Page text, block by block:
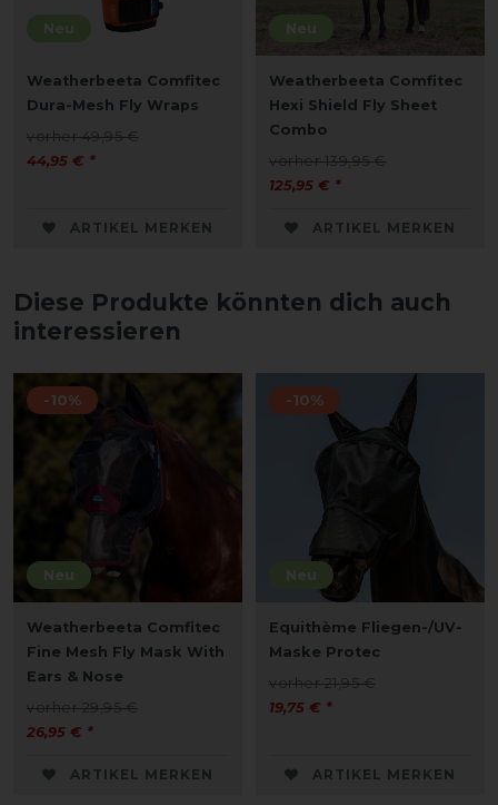
Neu
Weatherbeeta Comfitec
Dura-Mesh Fly Wraps
vorher 49,95 €
44,95 € *
ARTIKEL MERKEN
Neu
Weatherbeeta Comfitec
Hexi Shield Fly Sheet
Combo
vorher 139,95 €
125,95 € *
ARTIKEL MERKEN
Diese Produkte könnten dich auch
interessieren
Neu
-10%
Weatherbeeta Comfitec
Fine Mesh Fly Mask With
Ears & Nose
vorher 29,95 €
26,95 € *
ARTIKEL MERKEN
Neu
-10%
Equithème Fliegen-/UV-
Maske Protec
vorher 21,95 €
19,75 € *
ARTIKEL MERKEN